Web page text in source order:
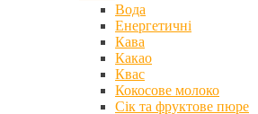
Вода
Енергетичні
Кава
Какао
Квас
Кокосове молоко
Сік та фруктове пюре